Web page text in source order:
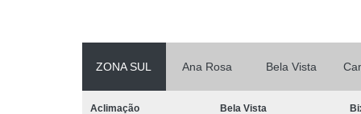
ZONA SUL Ana Rosa Bela Vista
Aclimação Bela Vista